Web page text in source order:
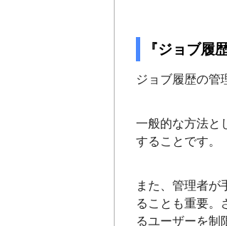
『ジョブ履
ジョブ履歴の管
一般的な方法と
することです。
また、管理者が
ることも重要。
るユーザーを制